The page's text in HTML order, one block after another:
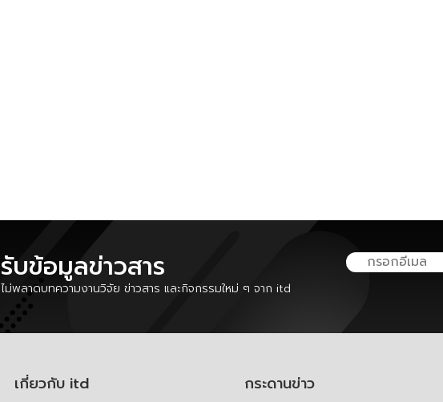
รับข้อมูลข่าวสาร
ไม่พลาดบทความงานวิจัย ข่าวสาร และกิจกรรมใหม่ ๆ จาก itd
เกี่ยวกับ itd
กระดานข่าว